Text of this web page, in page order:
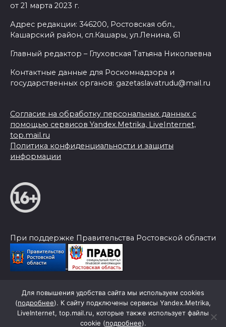
от 21 марта 2023 г.
Адрес редакции: 346200, Ростовская обл.,
Кашарский район, сл.Кашары, ул.Ленина, 61
Главный редактор – Глуховская Татьяна Николаевна
Контактные данные для Роскомнадзора и
государственных органов: gazetaslavatrudu@mail.ru
Согласие на обработку персональных данных с
помощью сервисов Yandex.Metrika, LiveInternet,
top.mail.ru
Политика конфиденциальности и защиты
информации
При поддержке Правительства Ростовской области
© 2026 Слава Труду
Для повышения удобства сайта мы используем cookies
(подробнее). К сайту подключены сервисы Yandex.Metrika,
LiveInternet, top.mail.ru, которые также использует файлы
cookie (подробнее).